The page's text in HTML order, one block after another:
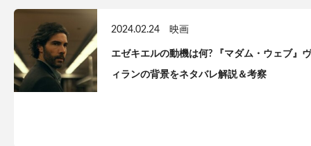
2024.02.24 映画
エゼキエルの動機は何? 『マダム・ウェブ』ヴ
ィランの背景をネタバレ解説＆考察